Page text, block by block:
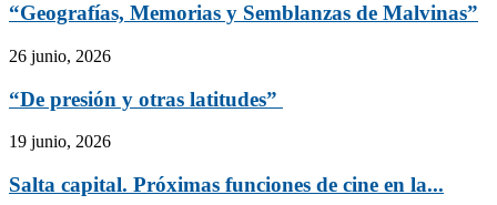
“Geografías, Memorias y Semblanzas de Malvinas”
26 junio, 2026
“De presión y otras latitudes”
19 junio, 2026
Salta capital. Próximas funciones de cine en la...